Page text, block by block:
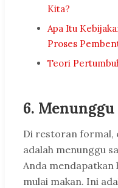
Kita?
Apa Itu
Proses
Teori
6. Menunggu
Di restoran formal,
adalah menunggu
Anda mendapatkan
mulai makan. Ini